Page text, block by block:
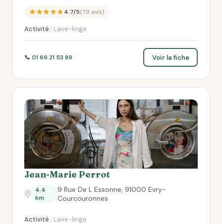
★★★★★4.7/5(70 avis)
Activité : Lave-linge
📞 01 69 21 53 89 Voir la fiche
Jean-Marie Perrot
4.4
km
9 Rue De L Essonne, 91000 Evry-
Courcouronnes
Activité : Lave-linge